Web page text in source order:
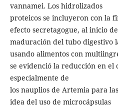
vannamei. Los hidrolizados
proteicos se incluyeron con la
efecto secretagogue, al inicio
maduración del tubo digestivo
usando alimentos con
se evidenció la reducción en el
especialmente de
los nauplios de Artemia para
idea del uso de microcápsulas